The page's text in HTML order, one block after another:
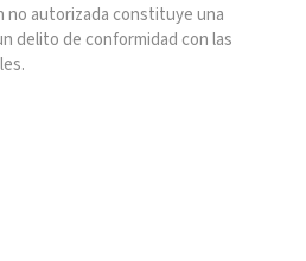
no autorizada constituye una
delito de conformidad con las